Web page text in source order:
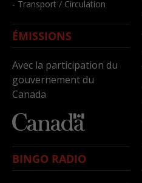
- Transport / Circulation
ÉMISSIONS
Avec la participation du
gouvernement du
Canada
BINGO RADIO